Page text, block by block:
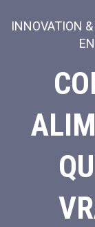
INNOVATION